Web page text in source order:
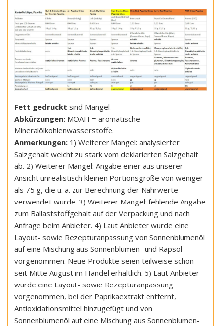
Fett gedruckt sind Mängel.
Abkürzungen: MOAH = aromatische
Mineralölkohlenwasserstoffe.
Anmerkungen: 1) Weiterer Mangel: analysierter
Salzgehalt weicht zu stark vom deklarierten Salzgehalt
ab. 2) Weiterer Mangel: Angabe einer aus unserer
Ansicht unrealistisch kleinen Portionsgröße von weniger
als 75 g, die u. a. zur Berechnung der Nährwerte
verwendet wurde. 3) Weiterer Mangel: fehlende Angabe
zum Ballaststoffgehalt auf der Verpackung und nach
Anfrage beim Anbieter. 4) Laut Anbieter wurde eine
Layout- sowie Rezepturanpassung von Sonnenblumenöl
auf eine Mischung aus Sonnenblumen- und Rapsöl
vorgenommen. Neue Produkte seien teilweise schon
seit Mitte August im Handel erhältlich. 5) Laut Anbieter
wurde eine Layout- sowie Rezepturanpassung
vorgenommen, bei der Paprikaextrakt entfernt,
Antioxidationsmittel hinzugefügt und von
Sonnenblumenöl auf eine Mischung aus Sonnenblumen-